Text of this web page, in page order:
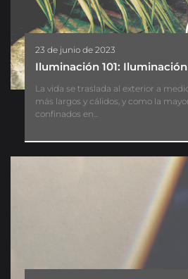
23 de junio de 2023
Iluminación 101:
La vida se traslada al exterior a
más largos y cálidos, y como la
confinados en...